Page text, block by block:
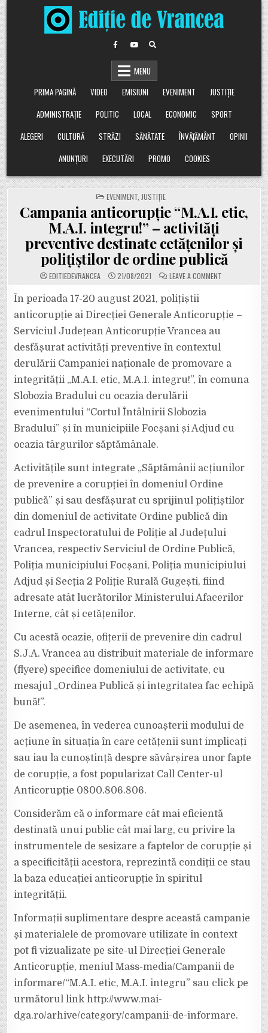
Skip
to
content
MENU
PRIMA PAGINĂ
VIDEO EMISIUNI EVENIMENT
JUSTIȚIE
ADMINISTRAȚIE
POLITIC LOCAL ECONOMIC
SPORT
ALEGERI
CULTURĂ STRĂZI SĂNĂTATE ÎNVĂȚĂMÂNT
OPINII
ANUNȚURI
EXECUTĂRI PROMO COOKIES
POSTED
IN
EVENIMENT JUSTIȚIE
Campania anticorupție “M.A.I. etic,
M.A.I. integru!” – activități
preventive destinate cetățenilor și
polițiștilor de ordine publică
EDITIEDEVRANCEA 21/08/2021 LEAVE A COMMENT
CAMPANIA
ANTICORUPȚIE
M.A.I.
INTEGRU!”
ȘI
POLIȚIȘTILOR
DE
ORDINE
În perioada 17-20 august 2021, polițiștii
anticorupție ai Direcției Generale Anticorupție –
Serviciul Județean Anticorupție Vrancea au
desfășurat activități preventive în contextul
derulării Campaniei naționale de promovare a
integrității „M.A.I. etic, M.A.I. integru!”, în comuna
Slobozia Bradului cu ocazia derulării
evenimentului “Cortul Întâlnirii Slobozia
Bradului” și în municipiile Focșani și Adjud cu
ocazia târgurilor săptămânale.
Activitățile sunt integrate „Săptămânii acțiunilor
de prevenire a corupției în domeniul Ordine
publică” și sau desfășurat cu sprijinul polițiștilor
din domeniul de activitate Ordine publică din
cadrul Inspectoratului de Poliție al Județului
Vrancea, respectiv Serviciul de Ordine Publică,
Poliția municipiului Focșani, Poliția municipiului
Adjud și Secția 2 Poliție Rurală Gugești, fiind
adresate atât lucrătorilor Ministerului Afacerilor
Interne, cât și cetățenilor.
Cu acestă ocazie, ofițerii de prevenire din cadrul
S.J.A. Vrancea au distribuit materiale de informare
(flyere) specifice domeniului de activitate, cu
mesajul „Ordinea Publică și integritatea fac echipă
bună!”.
De asemenea, în vederea cunoașterii modului de
acțiune în situația în care cetățenii sunt implicați
sau iau la cunoștință despre săvârșirea unor fapte
de corupție, a fost popularizat Call Center-ul
Anticorupţie 0800.806.806.
Considerăm că o informare cât mai eficientă
destinată unui public cât mai larg, cu privire la
instrumentele de sesizare a faptelor de corupție și
a specificității acestora, reprezintă condiții ce stau
la baza educației anticorupție în spiritul
integrității.
Informații suplimentare despre această campanie
și materialele de promovare utilizate în context
pot fi vizualizate pe site-ul Direcției Generale
Anticorupție, meniul Mass-media/Campanii de
informare/“M.A.I. etic, M.A.I. integru” sau click pe
următorul link http://www.mai-
dga.ro/arhive/category/campanii-de-informare.